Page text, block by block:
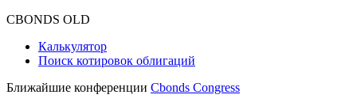
CBONDS OLD
Калькулятор
Поиск котировок облигаций
Ближайшие конференции Cbonds Congress